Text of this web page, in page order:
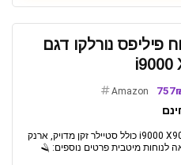
פיליפס נורלקו דגם
i9000
Amazon
מכונת גילוח פיליפס נורלקו דגם i9000 X9001/91 כולל סטיילר זקן מדויק, ארנק
לנוחות מיטבית פרטים נוספים: 🪒